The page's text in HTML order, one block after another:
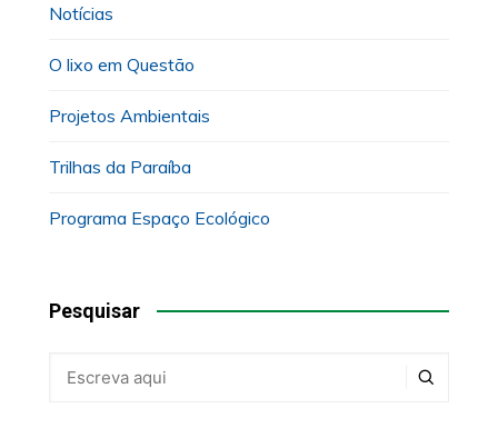
Notícias
O lixo em Questão
Projetos Ambientais
Trilhas da Paraíba
Programa Espaço Ecológico
Pesquisar